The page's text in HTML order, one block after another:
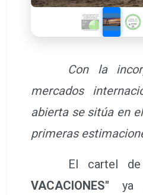
Con la
mercados
abierta se sitúa en
primeras
El cartel de
VACACIONES" ya